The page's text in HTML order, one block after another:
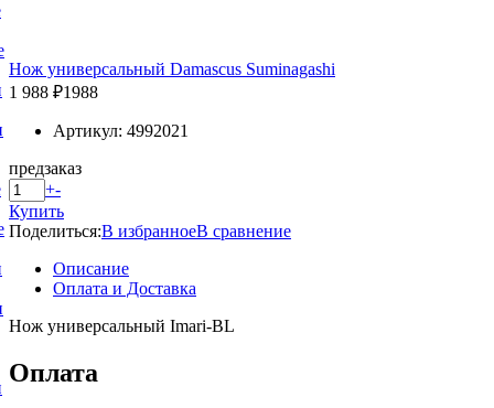
Нож универсальный Damascus Suminagashi
1 988 ₽1988
Артикул: 4992021
предзаказ
+-
Купить
Поделиться:В избранноеВ сравнение
Описание
Оплата и Доставка
Нож универсальный Imari-BL
Оплата